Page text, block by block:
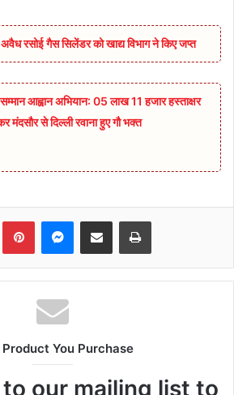
रसोई गैस सिलेंडर को खाद्य विभाग ने किए जप्त
सम्मान आह्वान अभियान: 05 लाख 11 हजार हस्ताक्षर
मंदसौर से दिल्ली रवाना हुए गौ भक्त
PinterestMessenger
Share via Email Print
You Purchase
our mailing list to